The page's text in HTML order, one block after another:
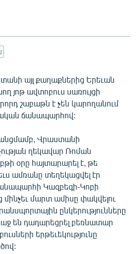
այլ քաղաքներից Երեւան
յոթ ավտոբուս սառույցի
շաբաթն է չեն կարողանում
ճանապարհով:
Վրաստանի
ղեկավար Ռոման
օրը հայտարարել է, թե
ամռանը տեղեկացվել էր
Կազբեգի-Կոբի
մինչեւ մարտ ամիսը փակվելու
ընկերությունները
են դադարեցրել բեռնատար
երթեւեկությունը